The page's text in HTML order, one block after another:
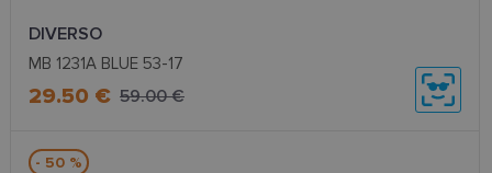
DIVERSO
MB 1231A BLUE 53-17
29.50 € 59.00 €
- 50 %